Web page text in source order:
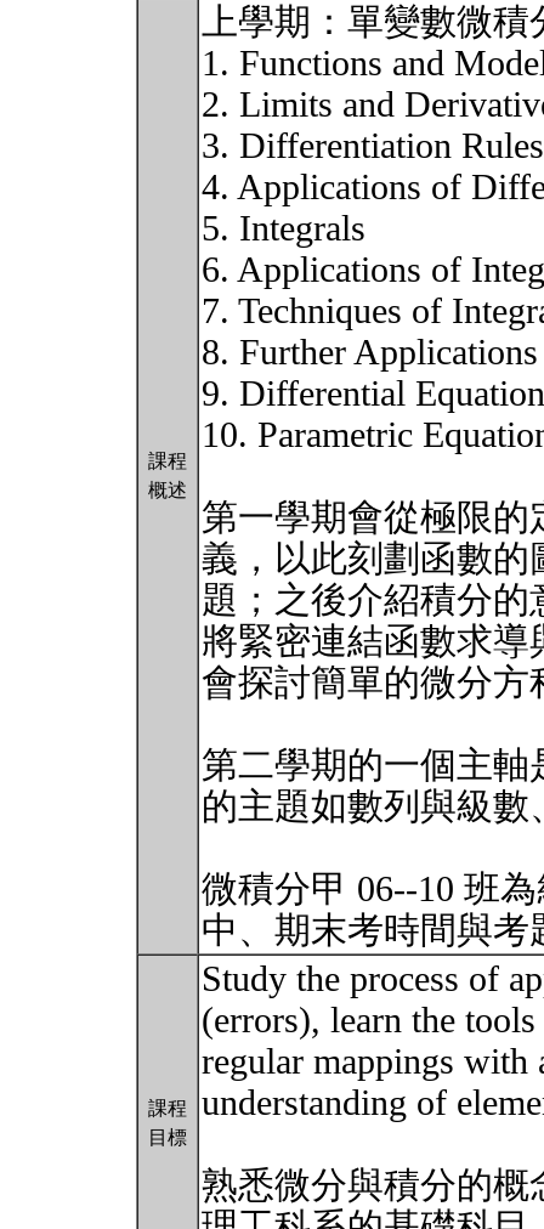
課程
概述
上學期：單變數微積
1. Functions and
2. Limits and
3. Differentiation Rules
4. Applications of
5. Integrals
6. Applications of
7. Techniques of
8. Further
9. Differential
10. Parametric
第一學期會從極限
義，以此刻劃函數
題；之後介紹積分
將緊密連結函數求
會探討簡單的微分方
第二學期的一個主
的主題如數列與級
微積分甲 06--10 班
中、期末考時間與
課程
目標
Study the process of
(errors), learn the
regular mappings with
understanding of
熟悉微分與積分的